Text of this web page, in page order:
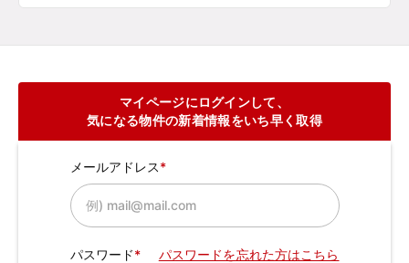
マイページにログインして、
気になる物件の新着情報をいち早く取得
メールアドレス
パスワード パスワードを忘れた方はこちら